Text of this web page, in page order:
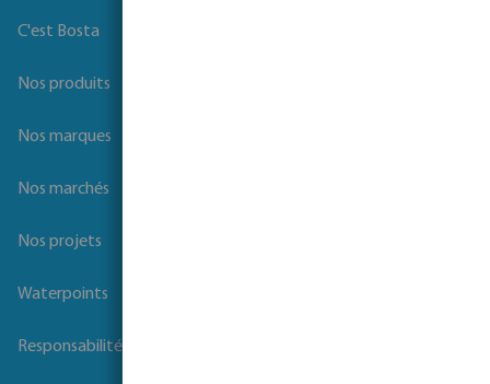
C'est Bosta
Nos produits
Nos marques
Nos marchés
Nos projets
Waterpoints
Responsabilité sociale des entreprises